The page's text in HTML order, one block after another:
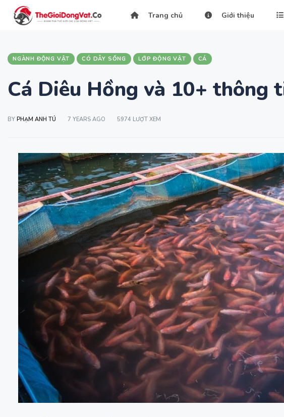
Trang chủ Giới thiệu
NGÀNH ĐỘNG VẬT CÓ DÂY SỐNG LỚP ĐỘNG VẬT CÁ
Cá Diêu Hồng và 10+ thông
BY PHẠM ANH TÚ 7 YEARS AGO 5974 LƯỢT XEM